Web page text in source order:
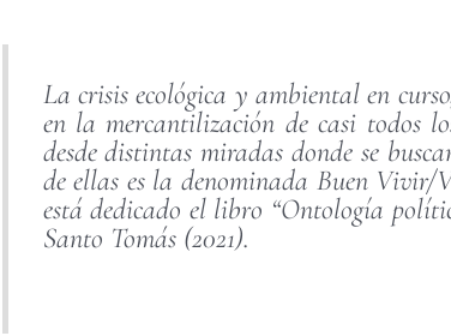
La crisis ecológica y ambiental en
en la mercantilización de casi todos
desde distintas miradas donde se
de ellas es la denominada Buen Vivir/
está dedicado el libro “Ontología
Santo Tomás (2021).